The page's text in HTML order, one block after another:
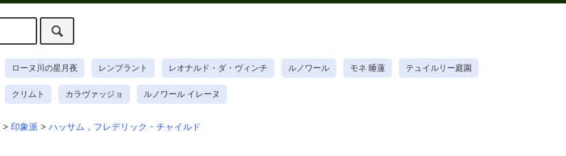
ローヌ川の星月夜 レンブラント レオナルド・ダ・ヴィンチ ルノワール モネ 睡蓮 テュイルリー庭園
クリムト カラヴァッジョ ルノワール イレーヌ
> 印象派 > ハッサム，フレデリック・チャイルド